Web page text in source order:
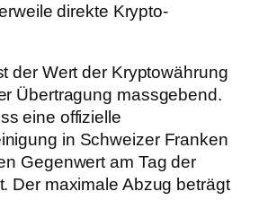
direkte Krypto-
der Wert der Kryptowährung
Übertragung massgebend.
eine offizielle
in Schweizer Franken
Gegenwert am Tag der
Der maximale Abzug beträgt